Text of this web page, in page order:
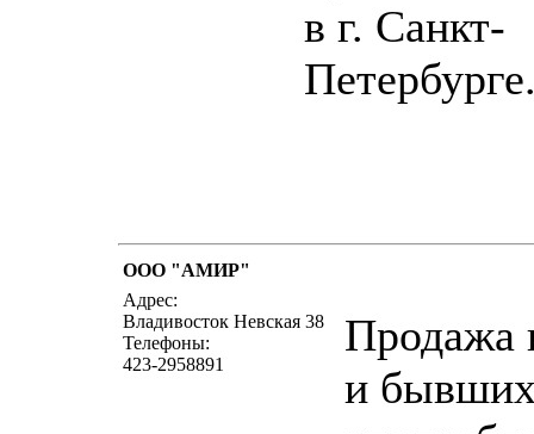
в г. Санкт-
ООО "АМИР"
Адрес:
Владивосток Невская 38
Телефоны:
423-2958891
Продажа
и